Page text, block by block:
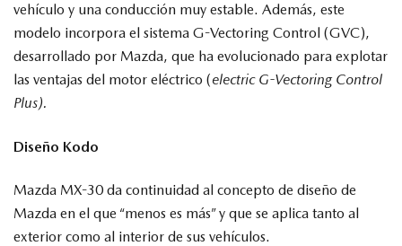
vehículo y una conducción muy estable. Además, este
modelo incorpora el sistema G-Vectoring Control (GVC),
desarrollado por Mazda, que ha evolucionado para explotar
las ventajas del motor eléctrico (electric G-Vectoring Control
Plus).
Diseño Kodo
Mazda MX-30 da continuidad al concepto de diseño de
Mazda en el que “menos es más” y que se aplica tanto al
exterior como al interior de sus vehículos.